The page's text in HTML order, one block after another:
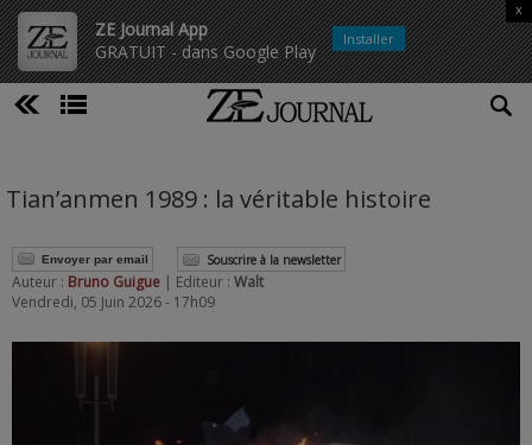
ZE Journal App
GRATUIT - dans Google Play
x
Installer
Tian’anmen 1989 : la véritable histoire
Envoyer par email Souscrire à la newsletter
Auteur : Bruno Guigue | Editeur : Walt
Vendredi, 05 Juin 2026 - 17h09